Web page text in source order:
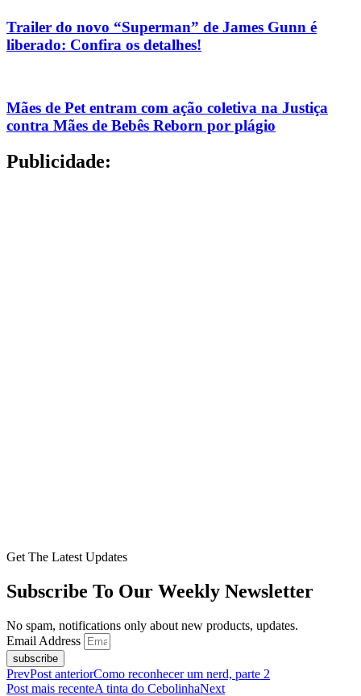
Trailer do novo “Superman” de James Gunn é
liberado: Confira os detalhes!
Mães de Pet entram com ação coletiva na Justiça
contra Mães de Bebês Reborn por plágio
Publicidade:
Get The Latest Updates
Subscribe To Our Weekly Newsletter
No spam, notifications only about new products, updates.
Email Address
subscribe
PrevPost anteriorComo reconhecer um nerd, parte 2
Post mais recenteA tinta do CebolinhaNext